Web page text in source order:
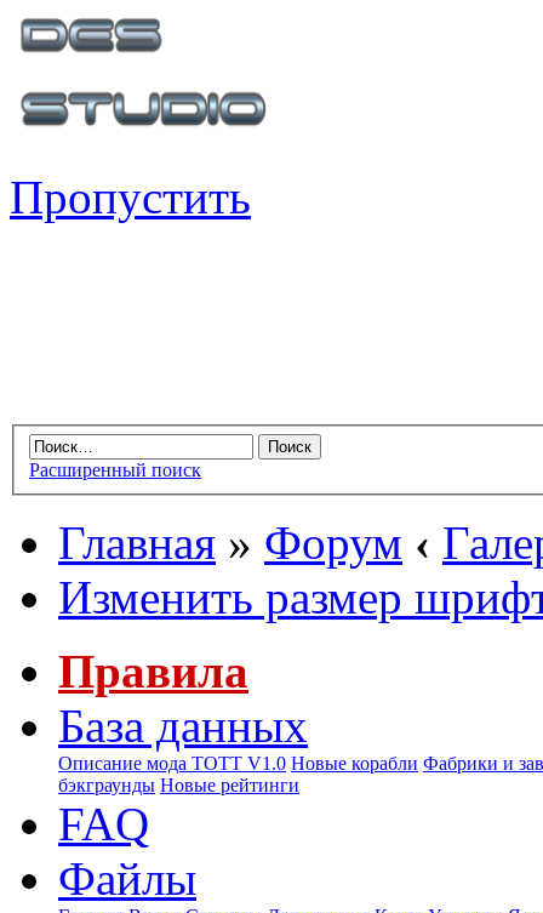
Пропустить
Расширенный поиск
Главная » Форум ‹
Изменить размер
Правила
База данных
Описание мода ТОТТ V1.0 Новые корабли Фабрики и
бэкграунды Новые рейтинги
FAQ
Файлы